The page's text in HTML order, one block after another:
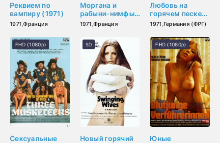
Реквием по
вампиру (1971)
1971,Франция
Моргана и
рабыни-нимфы
(1971)
1971 ,Франция
Любовь на
горячем песке
(1971)
1971,Германия (ФРГ)
Сексуальные
FHD (1080p)
Новый горячий
SD
Юные
FHD (1080p)